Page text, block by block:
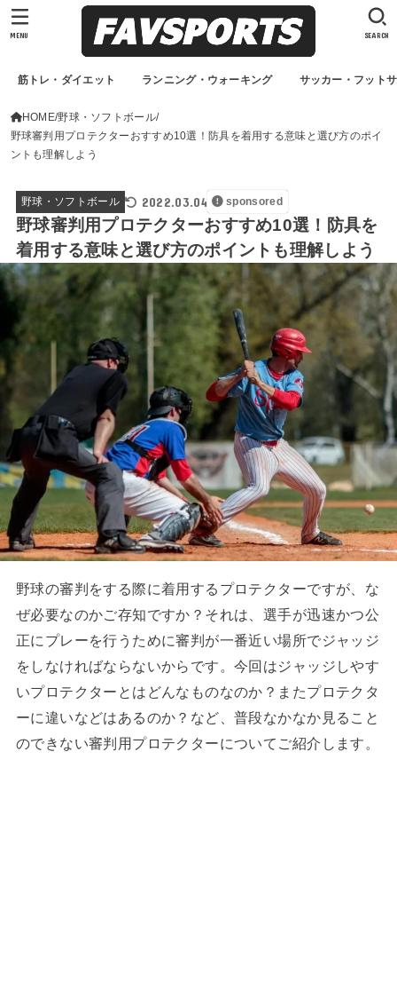
筋トレ・ダイエット ランニング・ウォーキング サッカー・フット
SEARCH
MENU
HOME 野球・ソフトボール
野球審判用プロテクターおすすめ10選！防具を着用する意味と選び方のポイ
ントも理解しよう
野球・ソフトボール 2022.03.04 sponsored
野球審判用プロテクターおすすめ10選！防具を
着用する意味と選び方のポイントも理解しよう
野球の審判をする際に着用するプロテクターですが、な
ぜ必要なのかご存知ですか？それは、選手が迅速かつ公
正にプレーを行うために審判が一番近い場所でジャッジ
をしなければならないからです。今回はジャッジしやす
いプロテクターとはどんなものなのか？またプロテクタ
ーに違いなどはあるのか？など、普段なかなか見ること
のできない審判用プロテクターについてご紹介します。